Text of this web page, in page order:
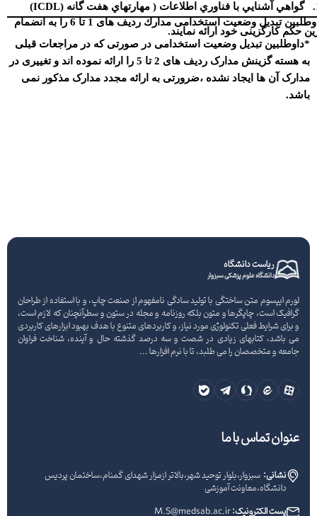
گواهي آشنايي با فناوري اطلاعات ( مهارتهاي هفت گانه (ICDL
)
داوطلبین تبدیل وضعیت استخدامی مدارك ردیف های 1 تا 6 را به انضمام
حکم کارگزینی خود ارائه نمایند.
تبدیل وضعیت استخدامیدر صورتی که در مراجعات قبلی
به هسته گزینش مدارک ردیف های 2 تا 5 را ارائه نموده اند و تغییری در
آن ها ایجاد نشده ،ضرورتی به ارائه مجدد مدارک مذکور نمی
.
ریاست دانشگاه
دانشگاه علوم پزشکی سبزوار
لورم ایپسوم متن ساختگی با تولید سادگی نامفهوم از صنعت چاپ، و با استفاده از طراحان
گرافیک است، چاپگرها و متون بلکه روزنامه و مجله در ستون و سطرآنچنان که لازم است،
و برای شرایط فعلی تکنولوژی مورد نیاز، و کاربردهای متنوع با هدف بهبود ابزارهای کاربردی
می باشد، کتابهای زیادی در شصت و سه درصد گذشته حال و آینده، شناخت فراوان
جامعه و متخصصان را می طلبد، تا با نرم افزارها ...
عنوان تماس با ما
نشانی:سبزوار،بلوار توحید شهر،بالاتر ازمزار شهدای گمنام،ساختمان پردیس
دانشگاه،معاونت آموزشی
پست الکترونیک:M.S@medsab.ac.ir